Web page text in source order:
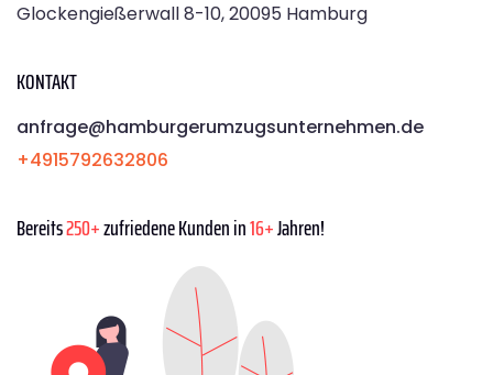
Glockengießerwall 8-10, 20095 Hamburg
KONTAKT
anfrage@hamburgerumzugsunternehmen.de
+4915792632806
Bereits250+zufriedene Kunden in16+Jahren!